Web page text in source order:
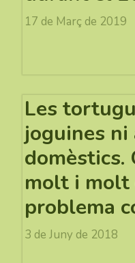
17 de Març de 2019
Les
joguines ni
molt i molt
problema
3 de Juny de 2018